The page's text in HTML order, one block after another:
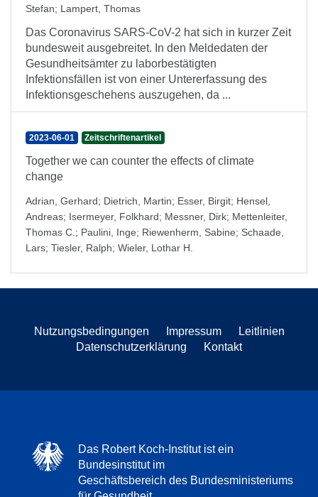
Stefan; Lampert, Thomas
Das Coronavirus SARS-CoV-2 hat sich in kurzer Zeit
bundesweit ausgebreitet. In den Meldedaten der
Gesundheitsämter zu laborbestätigten
Infektionsfällen ist von einer Untererfassung des
Infektionsgeschehens auszugehen, da ...
2023-06-01 Zeitschriftenartikel
Together we can counter the effects of climate
change
Adrian, Gerhard; Dietrich, Martin; Esser, Birgit; Hensel,
Andreas; Isermeyer, Folkhard; Messner, Dirk; Mettenleiter,
Thomas C. ; Paulini, Inge; Riewenherm, Sabine; Schaade,
Lars; Tiesler, Ralph; Wieler, Lothar H.
Nutzungsbedingungen Impressum
Leitlinien
Datenschutzerklärung
Kontakt
Das Robert Koch-Institut ist ein
Bundesinstitut im
Geschäftsbereich des Bundesministeriums